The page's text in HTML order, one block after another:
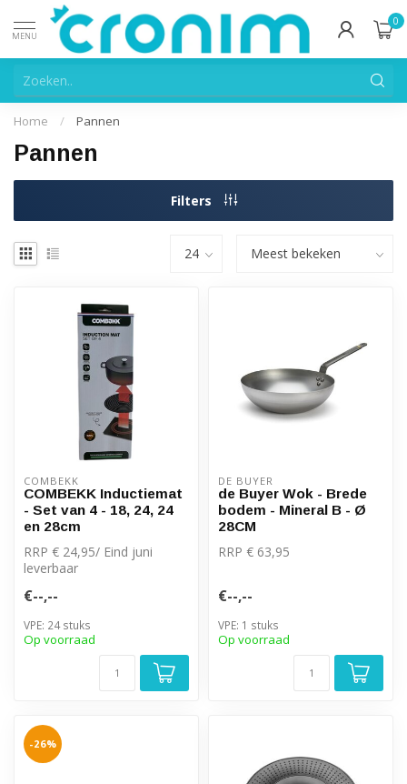
MENU
0
Home / Pannen
Pannen
Filters
COMBEKK
COMBEKK Inductiemat
- Set van 4 - 18, 24, 24
en 28cm
RRP € 24,95/ Eind juni
leverbaar
€--,--
VPE: 24 stuks
Op voorraad
DE BUYER
de Buyer Wok - Brede
bodem - Mineral B - Ø
28CM
RRP € 63,95
€--,--
VPE: 1 stuks
Op voorraad
-26%